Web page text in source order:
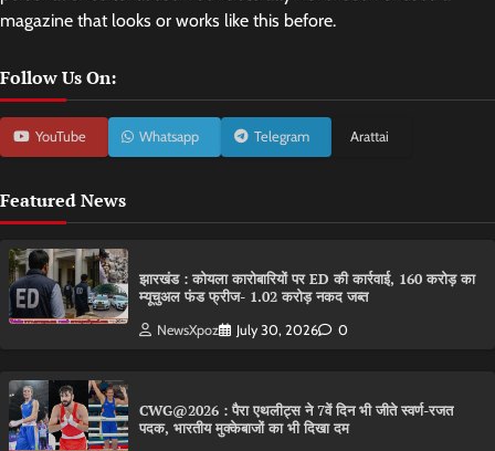
magazine that looks or works like this before.
Follow Us On:
YouTube Whatsapp Telegram Arattai
Featured News
झारखंड : कोयला कारोबारियों पर ED की कार्रवाई, 160 करोड़ का
म्यूचुअल फंड फ्रीज- 1.02 करोड़ नकद जब्त
NewsXpoz July 30, 2026 0
CWG@2026 : पैरा एथलीट्स ने 7वें दिन भी जीते स्वर्ण-रजत
पदक, भारतीय मुक्केबाजों का भी दिखा दम